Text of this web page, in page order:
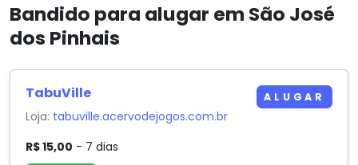
Bandido para alugar em São José
dos Pinhais
TabuVille
Loja: tabuville.acervodejogos.com.br
R$ 15,00 - 7 dias
ALUGAR